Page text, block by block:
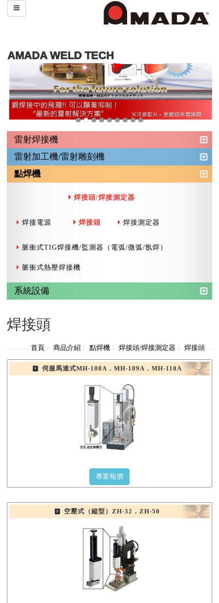
AMADA WELD TECH
雷射焊接機
雷射加工機/雷射雕刻機
點焊機
焊接電源
焊接頭/焊接測定器
焊接頭 焊接測定器
脈衝式TIG焊接機/監測器（電弧/微弧/氬焊）
脈衝式熱壓焊接機
系統設備
焊接頭
首頁 商品介紹 點焊機 焊接頭/焊接測定器 焊接頭
伺服馬達式MH-108A．MH-109A．MH-110A
專案報價
空壓式（縦型）ZH-32．ZH-50